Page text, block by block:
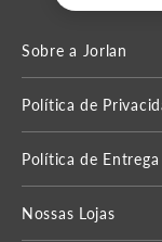
Sobre a Jorlan
Política de
Política de Entrega
Nossas Lojas